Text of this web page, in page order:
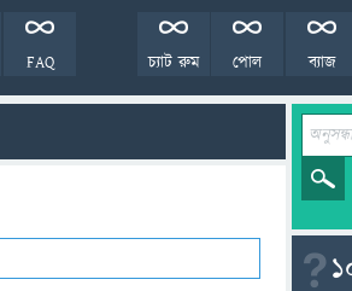
FAQ ব্যাজ
পোল
চ্যাট রুম